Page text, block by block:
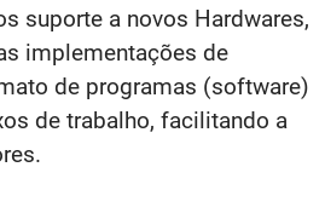
suporte a novos Hardwares,
implementações de
de programas (software)
de trabalho, facilitando a